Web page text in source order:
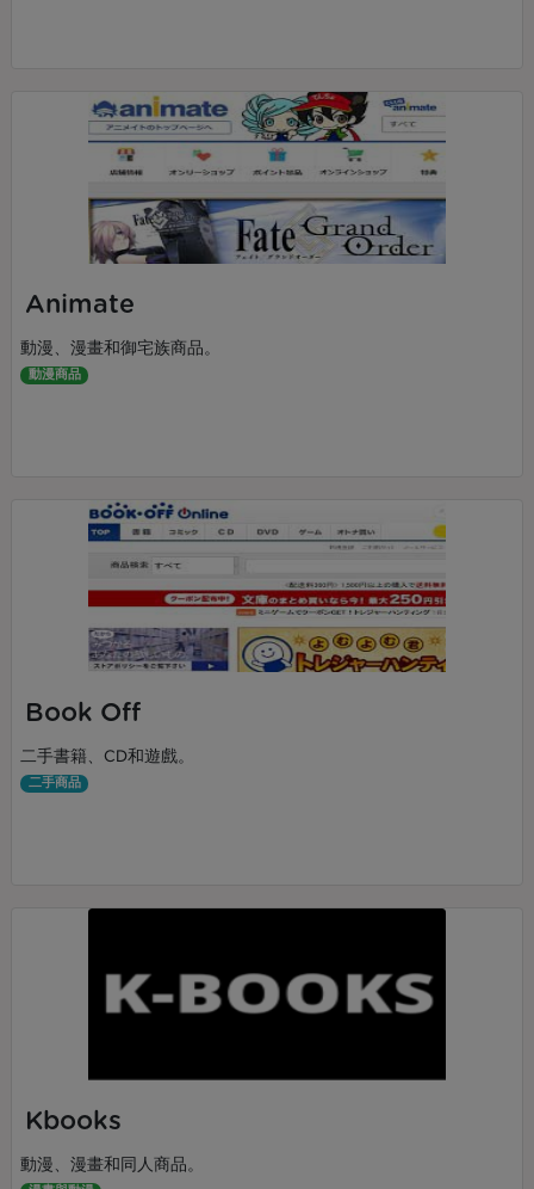
Animate
動漫、漫畫和御宅族商品。
動漫商品
Book Off
二手書籍、CD和遊戲。
二手商品
Kbooks
動漫、漫畫和同人商品。